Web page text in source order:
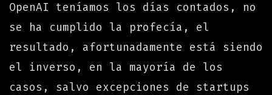
OpenAI teníamos los días contados, no
se ha cumplido la profecía, el
resultado, afortunadamente está siendo
el inverso, en la mayoría de los
casos, salvo excepciones de startups